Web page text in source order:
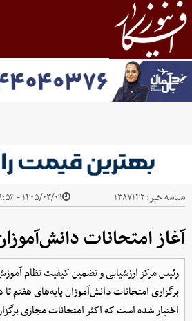
شناسه خبر:۱۳۸۷۱۴۲ ۱۴۰۵/۰۳/۰۹ - ۰۹:۵۶
آغاز امتحانات
رئیس مرکز ارزشیابی و تضمین کیفیت نظام
برگزاری امتحانات دانش‌آموزان پایه‌های هفتم
اختیار شده است که اکثر امتحانات مجازی